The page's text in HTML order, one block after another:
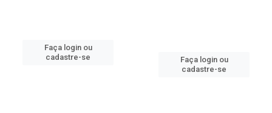
Faça login ou
cadastre-se
Faça login ou
cadastre-se